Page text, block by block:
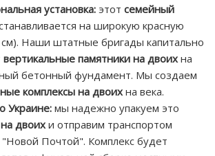
установка: этот семейный
на широкую красную
Наши штатные бригады капитально
вертикальные памятники на двоихна
бетонный фундамент. Мы создаем
комплексы на двоихна века.
Украине:мы надежно упакуем это
двоихи отправим транспортом
Почтой". Комплекс будет